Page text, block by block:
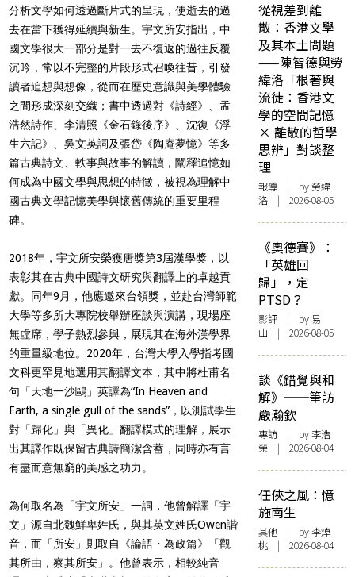
分析文學如何透過斷片式的呈現，使逝去的過
去在當下獲得延續與新生。宇文所安指出，中
國文學很大一部分是對一去不復返的過往反覆
沉吟，常以不完整的片段形式召喚往昔，引發
讀者追想與想像，從而在歷史意識與美學體驗
之間形成深刻交織；書中透過對《詩經》、孟
浩然詩作、李清照《金石錄後序》、沈復《浮
生六記》、吳文英詞及張岱《陶庵夢憶》等多
篇古典詩文、軼事與故事的解讀，闡釋追憶如
何成為中國文學與思想的特徵，被視為理解中
國古典文學記憶美學與懷舊傳統的重要里程
碑。
2018年，宇文所安榮獲唐獎第3屆漢學獎，以
表彰其在古典中國詩文研究與翻譯上的卓越貢
獻。同年9月，他應邀來台領獎，並赴台灣師範
大學等多所大專院校舉辦座談與演講，現場座
無虛席，學子熱烈參與，展現其在海外漢學界
的重量級地位。2020年，台灣大學入學指考國
文科更罕見地選用其翻譯文本，其中將杜甫名
句「天地一沙鷗」英譯為“In Heaven and
Earth, a single gull of the sands”，以測試學生
對「歸化」與「異化」翻譯模式的理解，展示
出其譯作既保留古典詩簡潔含蓄，同時亦有言
有盡而意無窮的美感之功力。
為何取名為「宇文所安」一詞，他曾解譯「宇
文」源自北魏鮮卑姓氏，與其英文姓氏Owen諧
音，而「所安」則取自《論語・為政篇》「觀
其所由，察其所安」。他曾表示，相較純音
從視差到離
散：香港文學
及其本土問題
——陳智德與勞
緯洛「根著與
流徙：香港文
學的空間記憶
× 離散的哲學
思辨」對談整
理
報導 | by 勞緯
洛 | 2026-08-05
《奧德賽》：
「英雄回
歸」，定
PTSD？
影評 | by 易
山 | 2026-08-05
談《錯覺與和
解》──筆訪
嚴瀚欽
專訪 | by 李浩
榮 | 2026-08-04
任俠之風：憶
施南生
其他 | by 李焯
桃 | 2026-08-04